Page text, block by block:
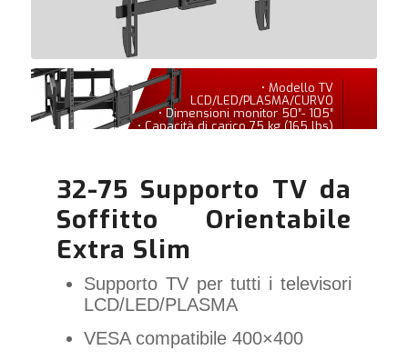
• Modello TV
LCD/LED/PLASMA/CURVO
• Dimensioni monitor 50″- 105″
• Capacità di carico 75 kg (165 lbs)
32-75 Supporto TV da
Soffitto Orientabile
Extra Slim
Supporto TV per tutti i televisori
LCD/LED/PLASMA
VESA compatibile 400×400